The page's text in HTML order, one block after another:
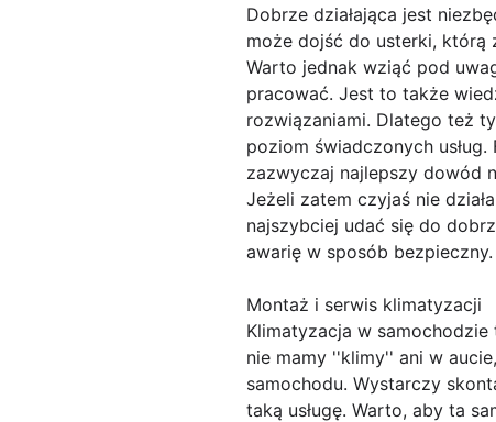
Dobrze działająca jest
może dojść do usterki, którą
Warto jednak wziąć pod
pracować. Jest to także
rozwiązaniami. Dlatego też
poziom świadczonych
zazwyczaj najlepszy dowód
Jeżeli zatem czyjaś nie
najszybciej udać się do
awarię w sposób bezpieczny.
Montaż i serwis klimatyzacji
Klimatyzacja w
nie mamy ''klimy'' ani w
samochodu. Wystarczy
taką usługę. Warto, aby ta